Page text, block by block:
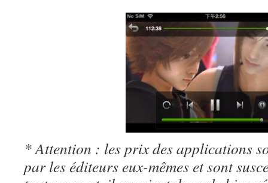
* Attention : les prix des applications
par les éditeurs eux-mêmes et sont